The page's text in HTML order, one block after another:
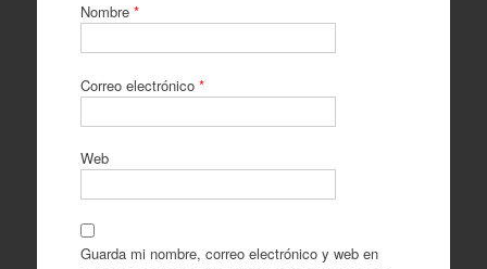
Nombre *
Correo electrónico *
Web
Guarda mi nombre, correo electrónico y web en